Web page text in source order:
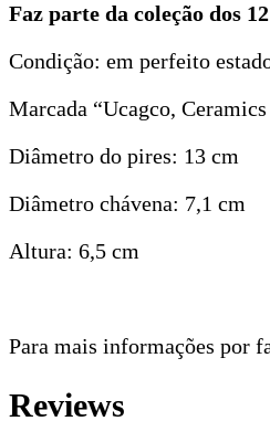
Faz parte da coleção dos
Condição: em perfeito
Marcada “Ucagco, Ceramics
Diâmetro do pires: 13 cm
Diâmetro chávena: 7,1 cm
Altura: 6,5 cm
Para mais informações por
Reviews